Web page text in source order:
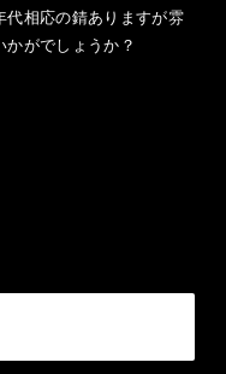
代相応の錆ありますが雰
がでしょうか？